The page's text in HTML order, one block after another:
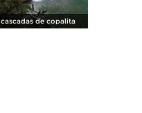
cascadas de copalita